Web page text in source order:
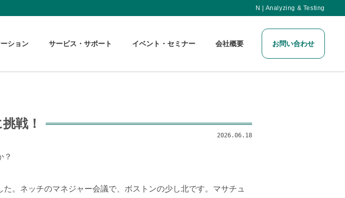
N | Analyzing & Testing
ション サービス・サポート イベント・セミナー 会社概要 お問い合わせ
戦！
2026.06.18
？
。ネッチのマネジャー会議で、ボストンの少し北です。マサチュ